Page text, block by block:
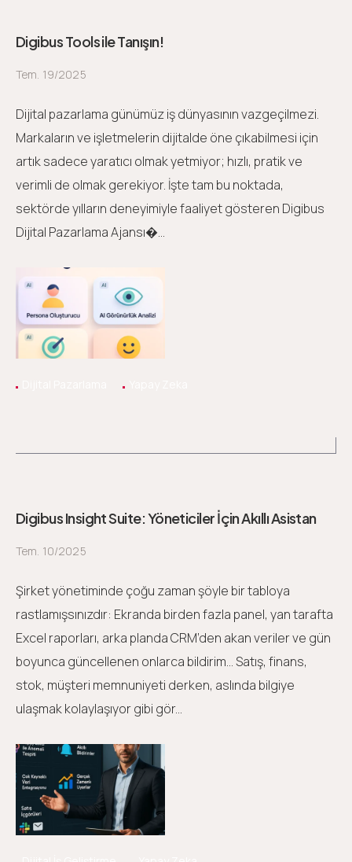
Digibus Tools ile Tanışın!
Tem. 19/2025
Dijital pazarlama günümüz iş dünyasının vazgeçilmezi.
Markaların ve işletmelerin dijitalde öne çıkabilmesi için
artık sadece yaratıcı olmak yetmiyor; hızlı, pratik ve
verimli de olmak gerekiyor. İşte tam bu noktada,
sektörde yılların deneyimiyle faaliyet gösteren Digibus
Dijital Pazarlama Ajansı�...
Digibus Insight Suite: Yöneticiler İçin Akıllı Asistan
Tem. 10/2025
Şirket yönetiminde çoğu zaman şöyle bir tabloya
rastlamışsınızdır: Ekranda birden fazla panel, yan tarafta
Excel raporları, arka planda CRM’den akan veriler ve gün
boyunca güncellenen onlarca bildirim… Satış, finans,
stok, müşteri memnuniyeti derken, aslında bilgiye
ulaşmak kolaylaşıyor gibi gör...